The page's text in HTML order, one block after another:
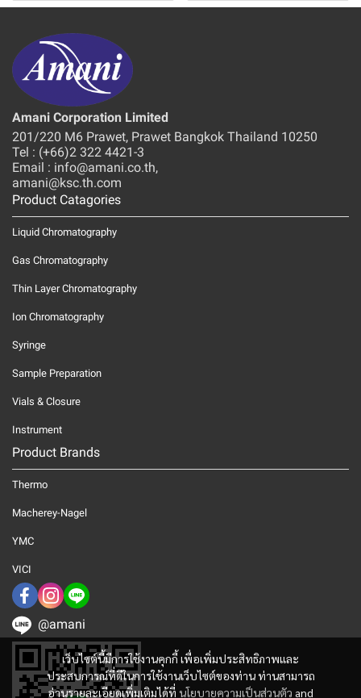
เว็บไซต์นี้มีการใช้งานคุกกี้ เพื่อเพิ่มประสิทธิภาพและ
ประสบการณ์ที่ดีในการใช้งานเว็บไซต์ของท่าน ท่านสามารถ
อ่านรายละเอียดเพิ่มเติมได้ที่ นโยบายความเป็นส่วนตัว and
Amani Corporation Limited
201/220 M6 Prawet, Prawet Bangkok Thailand 10250
Tel : (+66)2 322 4421-3
Email : info@amani.co.th,
amani@ksc.th.com
Product Catagories
Liquid Chromatography
Gas Chromatography
Thin Layer Chromatography
Ion Chromatography
Syringe
Sample Preparation
Vials & Closure
Instrument
Product Brands
Thermo
Macherey-Nagel
YMC
VICI
@amani